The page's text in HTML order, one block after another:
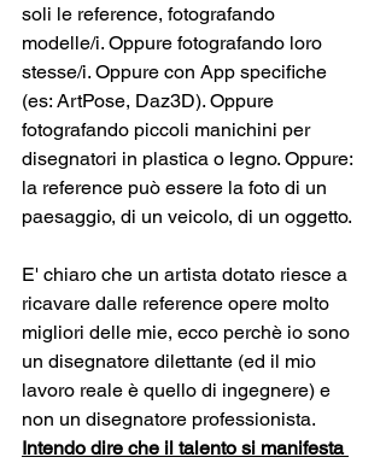
soli le reference, fotografando
modelle/i. Oppure fotografando loro
stesse/i. Oppure con App specifiche
(es: ArtPose, Daz3D). Oppure
fotografando piccoli manichini per
disegnatori in plastica o legno. Oppure:
la reference può essere la foto di un
paesaggio, di un veicolo, di un oggetto.
E' chiaro che un artista dotato riesce a
ricavare dalle reference opere molto
migliori delle mie, ecco perchè io sono
un disegnatore dilettante (ed il mio
lavoro reale è quello di ingegnere) e
non un disegnatore professionista.
Intendo dire che il talento si manifesta